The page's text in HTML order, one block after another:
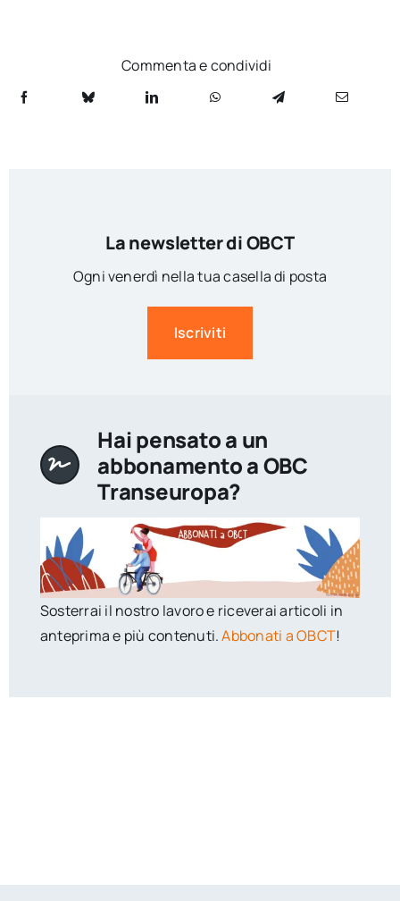
Commenta e condividi
La newsletter di OBCT
Ogni venerdì nella tua casella di posta
Iscriviti
Hai pensato a un
abbonamento a OBC
Transeuropa?
Sosterrai il nostro lavoro e riceverai articoli in
anteprima e più contenuti.Abbonati a OBCT!